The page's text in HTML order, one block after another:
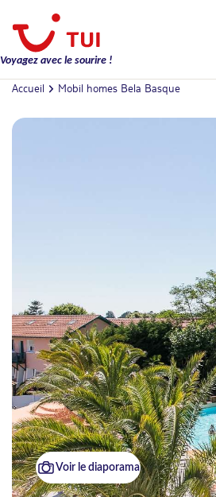
Voyagez avec le sourire !
Accueil Mobil homes Bela Basque
Voir le diaporama